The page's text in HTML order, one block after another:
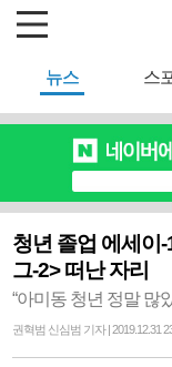
뉴스 스
청년 졸업 에세이
그-2> 떠난 자리
“아미동 청년 정말 많
권혁범 신심범 기자 | 2019.12.31